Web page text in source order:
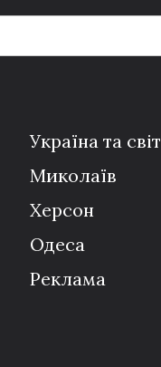
Україна та світ
Миколаїв
Херсон
Одеса
Реклама